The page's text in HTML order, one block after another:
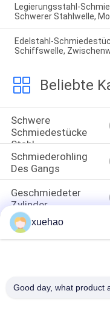
Legierungsstahl-
Schwerer Stahlwelle,
Edelstahl-
Schiffswelle,
Beliebte
Schwere
Schmiedestücke
Stahl
Schmiederohling
Des Gangs
Geschmiedeter
Zylinder
Freiformschmieden
xuehao
Good day, what product